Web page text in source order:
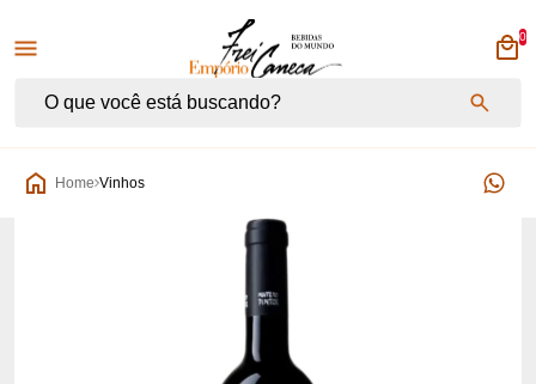
Empório Frei Caneca
0
Home Vinhos